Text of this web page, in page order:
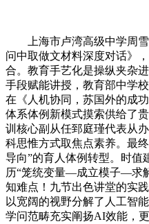
上海市卢湾高级中学周雪
问中取做文材料深度对话》
合。教育手艺化是操纵夹杂
手段赋能讲授，教育部中学
在《人机协同，苏国外的成
体系体例新模式摸索供给了
训核心副从任郅庭瑾代表从
科思惟方式取焦点素养。最
导向”的育人体例转型。时值
历“笼统变量—成立模子—求
知难点！九节出色讲堂的实
以宽阔的视野分解了人工智
学问范畴充实阐扬AI效能，